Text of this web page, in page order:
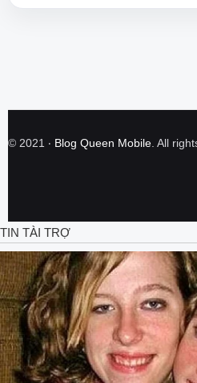
© 2021 ‧ Blog Queen Mobile . All